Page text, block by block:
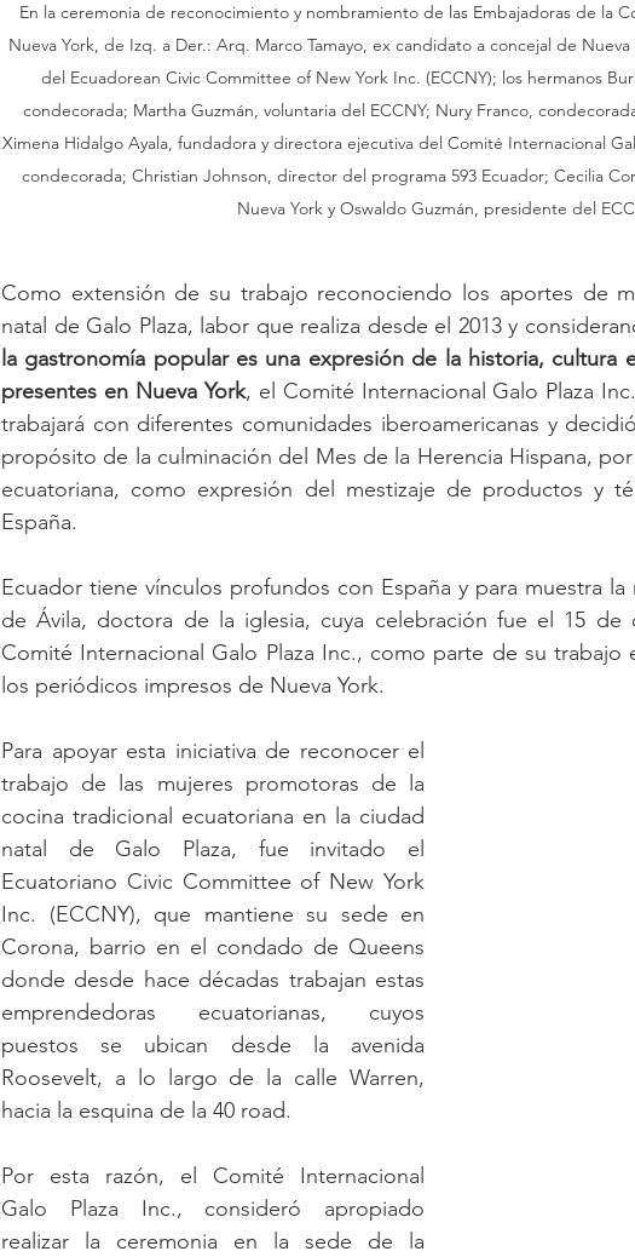
En la ceremonia de reconocimiento y nombramiento de las Embajadoras de la
Nueva York, de Izq. a Der.: Arq. Marco Tamayo, ex candidato a concejal de
del Ecuadorean Civic Committee of New York Inc. (ECCNY); los hermanos
condecorada; Martha Guzmán, voluntaria del ECCNY; Nury Franco,
Ximena Hidalgo Ayala, fundadora y directora ejecutiva del Comité Internacional
condecorada; Christian Johnson, director del programa 593 Ecuador; Cecilia
Nueva York y Oswaldo Guzmán, presidente del
Como extensión de su trabajo reconociendo los aportes de
la gastronomía popular es una expresión de la historia, cultura
presentes en Nueva York, el Comité Internacional Galo Plaza
trabajará con diferentes comunidades iberoamericanas y
propósito de la culminación del Mes de la Herencia Hispana,
ecuatoriana, como expresión del mestizaje de productos y
España.
Ecuador tiene vínculos profundos con España y para muestra la
de Ávila, doctora de la iglesia, cuya celebración fue el 15 de
Comité Internacional Galo Plaza Inc., como parte de su trabajo
los periódicos impresos de Nueva York.
Para apoyar esta iniciativa de reconocer el
trabajo de las mujeres promotoras de la
cocina tradicional ecuatoriana en la ciudad
natal de Galo Plaza, fue invitado el
Ecuatoriano Civic Committee of New York
Inc. (ECCNY), que mantiene su sede en
Corona, barrio en el condado de Queens
donde desde hace décadas trabajan estas
emprendedoras ecuatorianas, cuyos
puestos se ubican desde la avenida
Roosevelt, a lo largo de la calle Warren,
hacia la esquina de la 40 road.
Por esta razón, el Comité Internacional
Galo Plaza Inc., consideró apropiado
realizar la ceremonia en la sede de la